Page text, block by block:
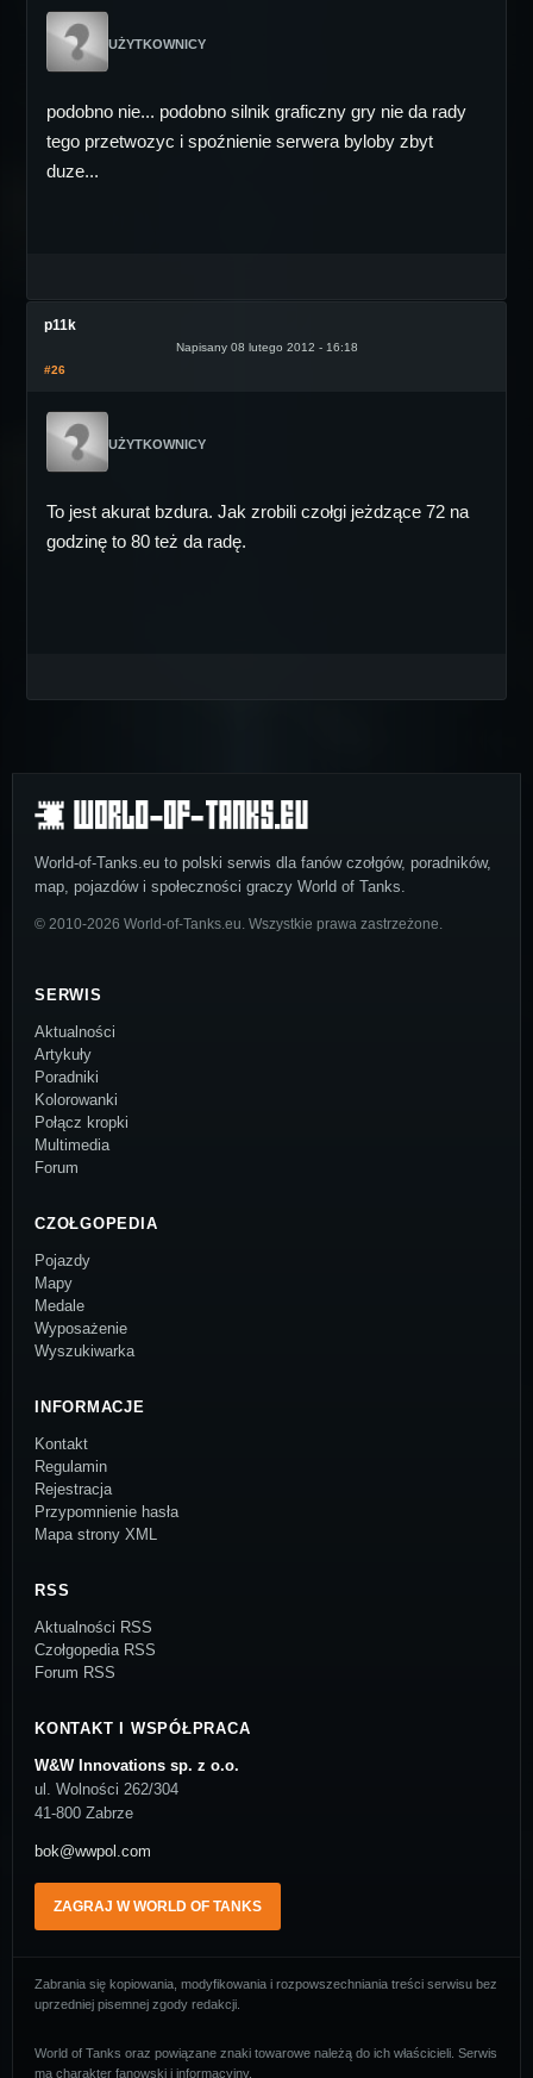
UŻYTKOWNICY
podobno nie... podobno silnik graficzny gry nie da rady
tego przetwozyc i spoźnienie serwera byloby zbyt
duze...
p11k
Napisany 08 lutego 2012 - 16:18
#26
UŻYTKOWNICY
To jest akurat bzdura. Jak zrobili czołgi jeżdzące 72 na
godzinę to 80 też da radę.
World-of-Tanks.eu to polski serwis dla fanów czołgów, poradników,
map, pojazdów i społeczności graczy World of Tanks.
© 2010-2026 World-of-Tanks.eu. Wszystkie prawa zastrzeżone.
SERWIS
Aktualności
Artykuły
Poradniki
Kolorowanki
Połącz kropki
Multimedia
Forum
CZOŁGOPEDIA
Pojazdy
Mapy
Medale
Wyposażenie
Wyszukiwarka
INFORMACJE
Kontakt
Regulamin
Rejestracja
Przypomnienie hasła
Mapa strony XML
RSS
Aktualności RSS
Czołgopedia RSS
Forum RSS
KONTAKT I WSPÓŁPRACA
W&W Innovations sp. z o.o.
ul. Wolności 262/304
41-800 Zabrze
bok@wwpol.com
ZAGRAJ W WORLD OF TANKS
Zabrania się kopiowania, modyfikowania i rozpowszechniania treści serwisu bez
uprzedniej pisemnej zgody redakcji.
World of Tanks oraz powiązane znaki towarowe należą do ich właścicieli. Serwis
ma charakter fanowski i informacyjny.